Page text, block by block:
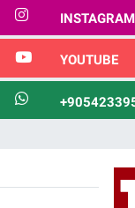
INSTAGRAM
YOUTUBE